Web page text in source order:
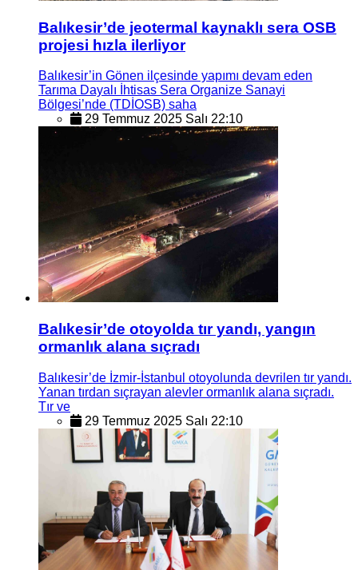
Balıkesir’de jeotermal kaynaklı sera OSB
projesi hızla ilerliyor
Balıkesir’in Gönen ilçesinde yapımı devam eden
Tarıma Dayalı İhtisas Sera Organize Sanayi
Bölgesi’nde (TDİOSB) saha
29 Temmuz 2025 Salı 22:10
Balıkesir’de otoyolda tır yandı, yangın
ormanlık alana sıçradı
Balıkesir’de İzmir-İstanbul otoyolunda devrilen tır yandı.
Yanan tırdan sıçrayan alevler ormanlık alana sıçradı.
Tır ve
29 Temmuz 2025 Salı 22:10